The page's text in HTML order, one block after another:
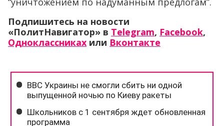
Подпишитесь на новости
«ПолитНавигатор» в Telegram, Facebook,
Одноклассниках или Вконтакте